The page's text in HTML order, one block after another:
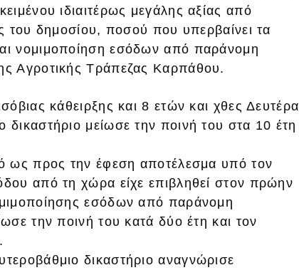
ιδιαιτέρως μεγάλης αξίας από
του δημοσίου, ποσού που υπερβαίνει τα
νομιμοποίηση εσόδων από παράνομη
Αγροτικής Τράπεζας Καρπάθου.
κάθειρξης και 8 ετών και χθες Δευτέρα
μείωσε την ποινή του στα 10 έτη
ως προς την έφεση αποτέλεσμα υπό τον
από τη χώρα είχε επιβληθεί στον πρώην
εσόδων από παράνομη
την ποινή του κατά δύο έτη και τον
δικαστήριο αναγνώρισε